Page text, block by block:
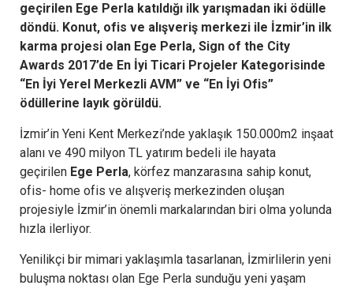
geçirilen Ege Perla katıldığı ilk yarışmadan iki ödülle
döndü. Konut, ofis ve alışveriş merkezi ile İzmir’in ilk
karma projesi olan Ege Perla, Sign of the City
Awards 2017’de En İyi Ticari Projeler Kategorisinde
“En İyi Yerel Merkezli AVM” ve “En İyi Ofis”
ödüllerine layık görüldü.
İzmir’in Yeni Kent Merkezi’nde yaklaşık 150.000m2 inşaat
alanı ve 490 milyon TL yatırım bedeli ile hayata
geçirilen Ege Perla, körfez manzarasına sahip konut,
ofis- home ofis ve alışveriş merkezinden oluşan
projesiyle İzmir’in önemli markalarından biri olma yolunda
hızla ilerliyor.
Yenilikçi bir mimari yaklaşımla tasarlanan, İzmirlilerin yeni
buluşma noktası olan Ege Perla sunduğu yeni yaşam